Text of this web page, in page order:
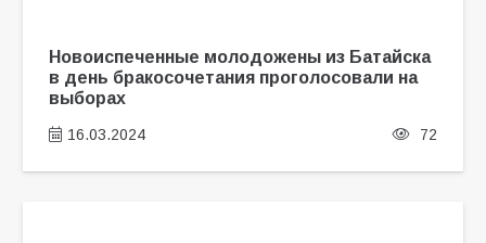
Новоиспеченные молодожены из Батайска
в день бракосочетания проголосовали на
выборах
16.03.2024 72